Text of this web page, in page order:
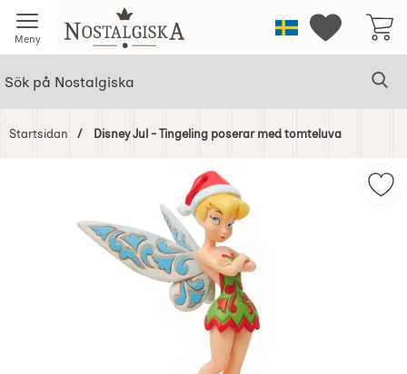
Meny Startsidan för NostalgiskaSverigeMina
Startsidan Disney Jul - Tingeling poserar med tomteluva